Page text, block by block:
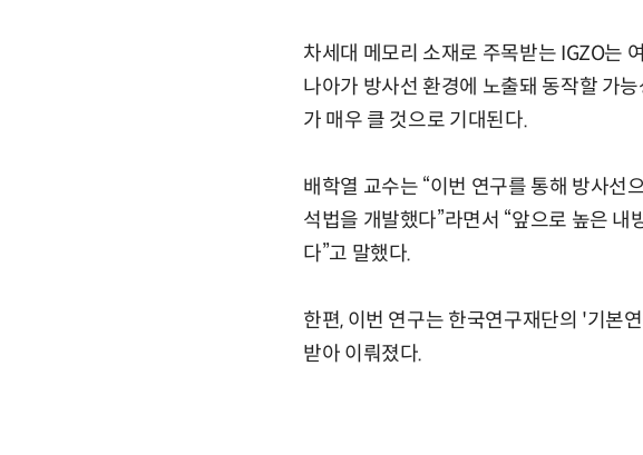
차세대 메모리 소재로 주목받는 IGZO는
나아가 방사선 환경에 노출돼 동작할 가
가 매우 클 것으로 기대된다.
배학열 교수는 “이번 연구를 통해 방사선
석법을 개발했다”라면서 “앞으로 높은
다”고 말했다.
한편, 이번 연구는 한국연구재단의 '기본
받아 이뤄졌다.